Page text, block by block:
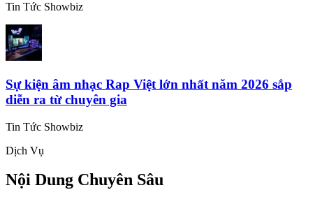
Tin Tức Showbiz
Sự kiện âm nhạc Rap Việt lớn nhất năm 2026 sắp
diễn ra từ chuyên gia
Tin Tức Showbiz
Dịch Vụ
Nội Dung Chuyên Sâu